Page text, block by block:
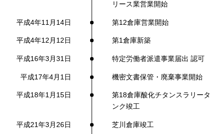
リース業営業開始
平成4年11月14日 第12倉庫営業開始
平成4年12月12日 第1倉庫新築
平成16年3月31日 特定労働者派遣事業届出 認可
平成17年4月1日 機密文書保管・廃棄事業開始
平成18年1月15日
第18倉庫酸化チタンスラリータ
ンク竣工
平成21年3月26日 芝川倉庫竣工